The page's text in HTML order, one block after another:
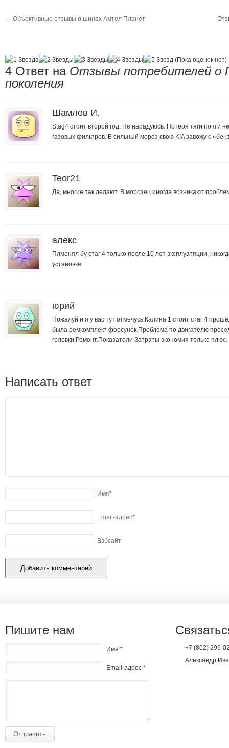
← Объективные отзывы о шинах Амтел Планет
(Пока оценок нет)
4 Oтвет на Отзывы потребителей о
поколения
Шамлев И.
Stag4 стоит второй год. Не нарадуюсь. Потеря тяги
газовых фильтров. В сильный мороз свою KIA завожу с
Teor21
Да, многие так делают. В морозец иногда возникают
алекс
Плменял бу стаг 4 только после 10 лет эксплуатпции,
установке
юрий
Пожалуй и я у вас тут отмечусь.Калина 1 стоит стаг 4
была ремкомплект форсунок.Проблема по двигателю
головки.Ремонт.Показатели Затраты экономия только плюс.
Написать ответ
Имя*
Email-адрес*
Вэбсайт
Пишите нам
Имя *
Email-адрес *
Отправить
+7 (862) 296-
Александр